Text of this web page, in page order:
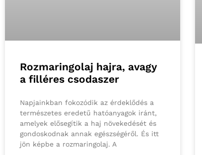
Rozmaringolaj hajra, avagy
a filléres csodaszer
Napjainkban fokozódik az érdeklődés a
természetes eredetű hatóanyagok iránt,
amelyek elősegítik a haj növekedését és
gondoskodnak annak egészségéről. És itt
jön képbe a rozmaringolaj. A